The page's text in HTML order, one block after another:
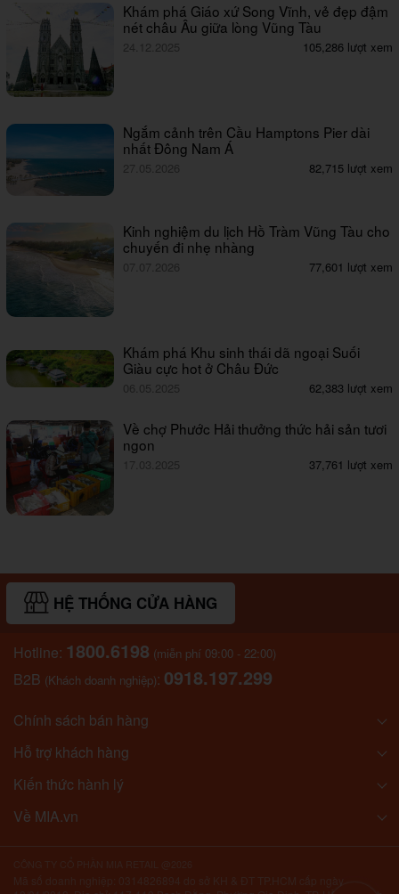
Khám phá Giáo xứ Song Vĩnh, vẻ đẹp đậm
nét châu Âu giữa lòng Vũng Tàu
24.12.2025 105,286 lượt xem
Ngắm cảnh trên Cầu Hamptons Pier dài
nhất Đông Nam Á
27.05.2026 82,715 lượt xem
Kinh nghiệm du lịch Hồ Tràm Vũng Tàu cho
chuyến đi nhẹ nhàng
07.07.2026 77,601 lượt xem
Khám phá Khu sinh thái dã ngoại Suối
Giàu cực hot ở Châu Đức
06.05.2025 62,383 lượt xem
Về chợ Phước Hải thưởng thức hải sản tươi
ngon
17.03.2025 37,761 lượt xem
HỆ THỐNG CỬA HÀNG
Hotline: 1800.6198 (miễn phí 09:00 - 22:00)
B2B (Khách doanh nghiệp): 0918.197.299
Chính sách bán hàng
Hỗ trợ khách hàng
Kiến thức hành lý
Về MIA.vn